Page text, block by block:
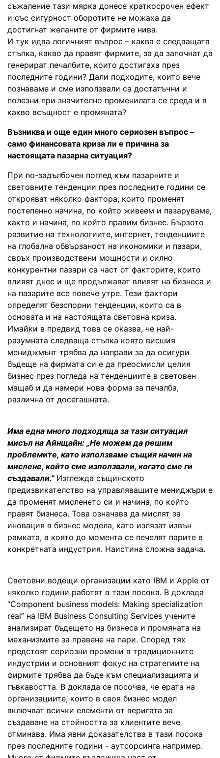
съжаление тази мярка донесе краткосрочен ефект
и със сигурност оборотите не можаха да
достигнат желаните от фирмите нива.
И тук идва логичният въпрос – каква е следващата
стъпка, какво да правят фирмите, за да започнат да
генерират печалбите, които достигаха през
последните години? Дали подходите, които вече
познаваме и сме използвали са достатъчни и
полезни при значително променилата се среда и в
какво всъщност е промяната?
Възниква и още един много сериозен въпрос –
само финансовата криза ли е причина за
настоящата пазарна ситуация?
При по-задълбочен поглед към пазарните и
световните тенденции през последните години се
открояват няколко фактора, които променят
постепенно начина, по който живеем и пазаруваме,
както и начина, по който правим бизнес. Бързото
развитие на технологиите, интернет, тенденциите
на глобална обвързаност на икономики и пазари,
свръх производствени мощности и силно
конкурентни пазари са част от факторите, които
влияят днес и ще продължават влияят на бизнеса и
на пазарите все повече утре. Тези фактори
определят безспорни тенденции, които са в
основата и на настоящата световна криза.
Имайки в предвид това се оказва, че най-
разумната следваща стъпка която висшия
мениджмънт трябва да направи за да осигури
бъдеще на фирмата си е да преосмисли целия
бизнес през погледа на тенденциите в световен
мащаб и да намери нова форма за печалба,
различна от досегашната.
Има една много подходяща за тази ситуация
мисъл на Айнщайн: „Не можем да решим
проблемите, като използваме същия начин на
мислене, който сме използвали, когато сме ги
създавали.” Изглежда същинското
предизвикателство на управляващите мениджъри е
да променят мисленето си и начина, по който
правят бизнеса. Това означава да мислят за
иновация в бизнес модела, като излязат извън
рамката, в която до момента се печелят парите в
конкретната индустрия. Наистина сложна задача.
Световни водещи организации като IBM и Apple от
няколко години работят в тази посока. В доклада
“Component business models: Making specialization
real” на IBM Business Consulting Services учените
анализират бъдещето на бизнеса и промяната на
механизмите за правене на пари. Според тях
предстоят сериозни промени в традиционните
индустрии и основният фокус на стратегиите на
фирмите трябва да бъде към специализацията и
гъвкавостта. В доклада се посочва, че ерата на
организациите, които в своя бизнес модел
включват всички елементи от веригата за
създаване на стойността за клиентите вече
отминава. Има явни доказателства в тази посока
през последните години - аутсорсинга например.